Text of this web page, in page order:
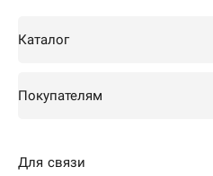
Каталог
Покупателям
Для связи